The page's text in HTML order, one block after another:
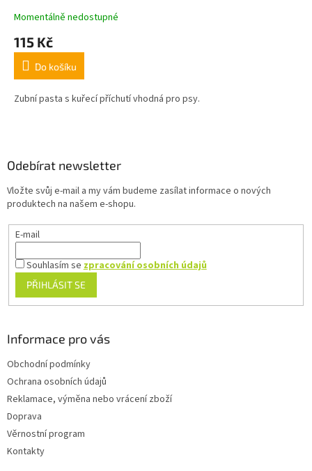
Momentálně nedostupné
115 Kč
Do košíku
Zubní pasta s kuřecí příchutí vhodná pro psy.
Odebírat newsletter
Vložte svůj e-mail a my vám budeme zasílat informace o nových
produktech na našem e-shopu.
E-mail
Souhlasím sezpracování osobních údajů
PŘIHLÁSIT SE
Informace pro vás
Obchodní podmínky
Ochrana osobních údajů
Reklamace, výměna nebo vrácení zboží
Doprava
Věrnostní program
Kontakty